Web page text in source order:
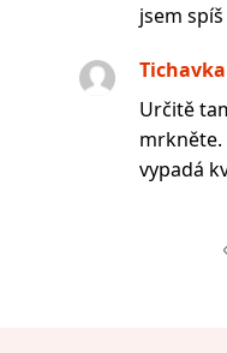
jsem
Tichavka
Určitě
mrkněte.
vypadá